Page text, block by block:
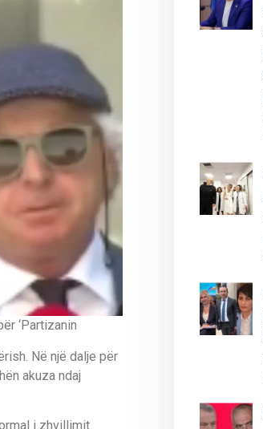
‘Partizanin
Në një dalje për
akuza ndaj
i zhvillimit